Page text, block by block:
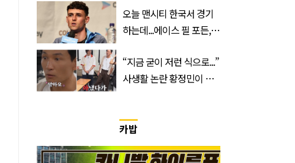
오늘 맨시티 한국서 경기
하는데...에이스 필 포든,
“지금 굳이 저런 식으로...”
사생활 논란 황정민이 곧
카밥